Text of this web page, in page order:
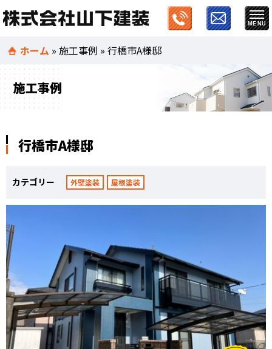
ホーム »施工事例 »行橋市A様邸
施工事例
行橋市A様邸
カテゴリー 外壁塗装 屋根塗装